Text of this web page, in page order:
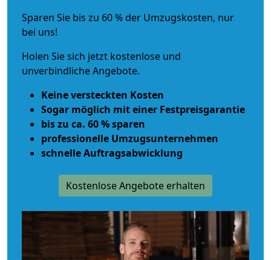
Sparen Sie bis zu 60 % der Umzugskosten, nur
bei uns!
Holen Sie sich jetzt kostenlose und
unverbindliche Angebote.
Keine versteckten Kosten
Sogar möglich mit einer Festpreisgarantie
bis zu ca. 60 % sparen
professionelle Umzugsunternehmen
schnelle Auftragsabwicklung
Kostenlose Angebote erhalten